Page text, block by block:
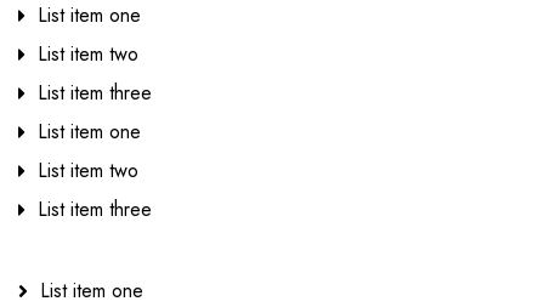
List item one
List item two
List item three
List item one
List item two
List item three
List item one